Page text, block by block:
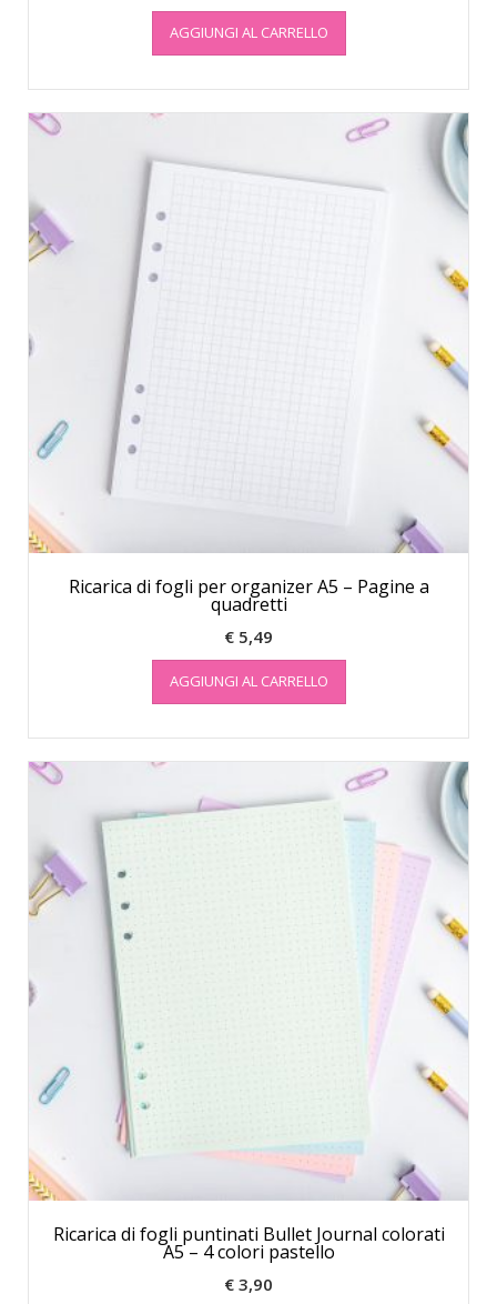
AGGIUNGI AL CARRELLO
Ricarica di fogli per organizer A5 – Pagine a
quadretti
€ 5,49
AGGIUNGI AL CARRELLO
Ricarica di fogli puntinati Bullet Journal colorati
A5 – 4 colori pastello
€ 3,90